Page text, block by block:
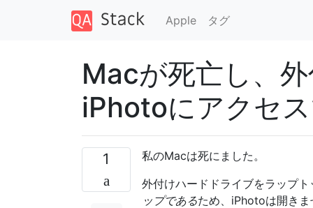
Apple タグ
Macが死亡し、
iPhotoにアクセ
1
私のMacは死にました。
外付けハードドライブをラップ
ップであるため、iPhotoは開きま